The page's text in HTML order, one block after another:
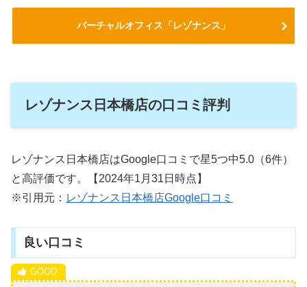
バーチャルオフィス「レゾナンス」
レゾナンス日本橋店の口コミ評判
レゾナンス日本橋店はGoogle口コミで星5つ中5.0（6件）
と高評価です。【2024年1月31日時点】
※引用元： レゾナンス日本橋店Google口コミ
良い口コミ